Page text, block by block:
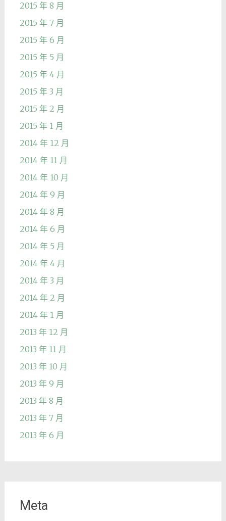
2015 年 8 月
2015 年 7 月
2015 年 6 月
2015 年 5 月
2015 年 4 月
2015 年 3 月
2015 年 2 月
2015 年 1 月
2014 年 12 月
2014 年 11 月
2014 年 10 月
2014 年 9 月
2014 年 8 月
2014 年 6 月
2014 年 5 月
2014 年 4 月
2014 年 3 月
2014 年 2 月
2014 年 1 月
2013 年 12 月
2013 年 11 月
2013 年 10 月
2013 年 9 月
2013 年 8 月
2013 年 7 月
2013 年 6 月
Meta